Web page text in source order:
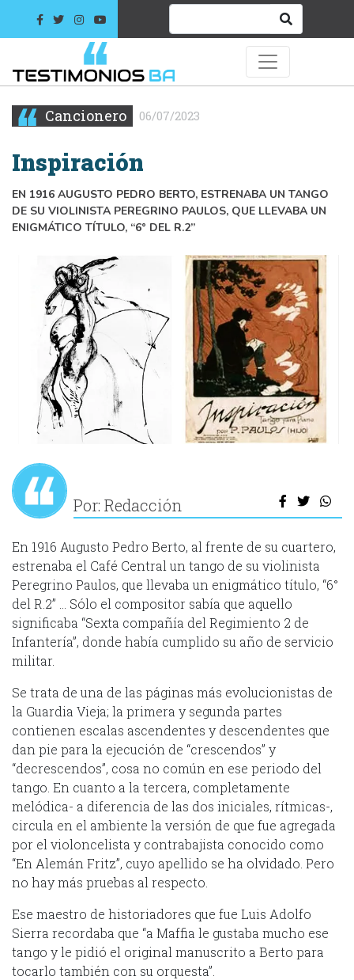
Cancionero 06/07/2023
Inspiración
EN 1916 AUGUSTO PEDRO BERTO, ESTRENABA UN TANGO
DE SU VIOLINISTA PEREGRINO PAULOS, QUE LLEVABA UN
ENIGMÁTICO TÍTULO, “6° DEL R.2”
Por: Redacción
En 1916 Augusto Pedro Berto, al frente de su cuartero,
estrenaba el Café Central un tango de su violinista
Peregrino Paulos, que llevaba un enigmático título, “6°
del R.2” … Sólo el compositor sabía que aquello
significaba “Sexta compañía del Regimiento 2 de
Infantería”, donde había cumplido su año de servicio
militar.
Se trata de una de las páginas más evolucionistas de
la Guardia Vieja; la primera y segunda partes
contienen escalas ascendentes y descendentes que
dan pie para la ejecución de “crescendos” y
“decrescendos”, cosa no común en ese periodo del
tango. En cuanto a la tercera, completamente
melódica- a diferencia de las dos iniciales, rítmicas-,
circula en el ambiente la versión de que fue agregada
por el violoncelista y contrabajista conocido como
“En Alemán Fritz”, cuyo apellido se ha olvidado. Pero
no hay más pruebas al respecto.
Ese maestro de historiadores que fue Luis Adolfo
Sierra recordaba que “a Maffia le gustaba mucho ese
tango y le pidió el original manuscrito a Berto para
tocarlo también con su orquesta”.